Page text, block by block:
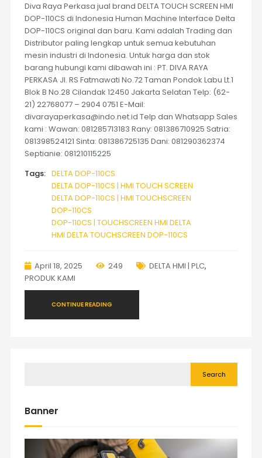
Diva Raya Perkasa jual brand DELTA TOUCH SCREEN HMI
DOP-110CS di Indonesia Human Machine Interface Delta
DOP-110CS original dan baru. Kami adalah Trading dan
Distributor paling lengkap untuk semua kebutuhan
mesin industri di Indonesia. Untuk harga dan stok
barang hubungi kami dibawah ini : PT. DIVA RAYA
PERKASA Jl. RS Fatmawati No.72 Taman Pondok Labu Lt.1
Blok B No.28 Cilandak 12450 Jakarta Selatan Telp: (62-
21) 22768077 – 2904 0751 E-Mail:
divarayaperkasa@indo.net.id Telp dan Whatsapp Sales
kami : Wawan: 081285713183 Rany: 081386710925 Satria:
081398524121 Sinta: 081386725135 Dani: 081290362374
Septianie: 081210115225
Tags: DELTA DOP-110CS
DELTA DOP-110CS | HMI TOUCH SCREEN
DELTA DOP-110CS | HMI TOUCHSCREEN
DOP-110CS
DOP-110CS | TOUCHSCREEN HMI DELTA
HMI DELTA TOUCHSCREEN DOP-110CS
April 18, 2025 249 DELTA HMI | PLC,
PRODUK KAMI
CONTINUE READING
Search
Banner